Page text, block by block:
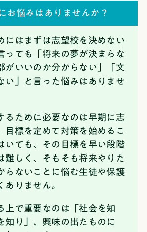
お悩みはありませんか？
にはまずは志望校を決めない
っても「将来の夢が決まらな
がいいのか分からない」「文
い」と言った悩みはありませ
るために必要なのは早期に志
目標を定めて対策を始めるこ
いても、その目標を早い段階
難しく、そもそも将来やりた
らないことに悩む生徒や保護
ありません。
上で重要なのは「社会を知
知り」、興味の出たものに